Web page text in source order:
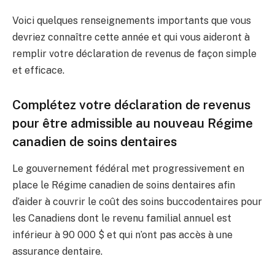
Voici quelques renseignements importants que vous
devriez connaître cette année et qui vous aideront à
remplir votre déclaration de revenus de façon simple
et efficace.
Complétez votre déclaration de revenus
pour être admissible au nouveau Régime
canadien de soins dentaires
Le gouvernement fédéral met progressivement en
place le Régime canadien de soins dentaires afin
d’aider à couvrir le coût des soins buccodentaires pour
les Canadiens dont le revenu familial annuel est
inférieur à 90 000 $ et qui n’ont pas accès à une
assurance dentaire.